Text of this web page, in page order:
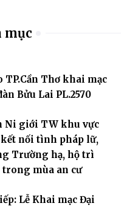
mục
TP.Cần Thơ khai mạc
Bửu Lai PL.2570
Ni giới TW khu vực
kết nối tình pháp lữ,
Trường hạ, hộ trì
trong mùa an cư
Lễ Khai mạc Đại